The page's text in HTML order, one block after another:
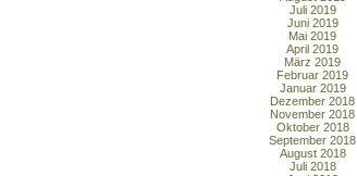
Juli 2019
Juni 2019
Mai 2019
April 2019
März 2019
Februar 2019
Januar 2019
Dezember 2018
November 2018
Oktober 2018
September 2018
August 2018
Juli 2018